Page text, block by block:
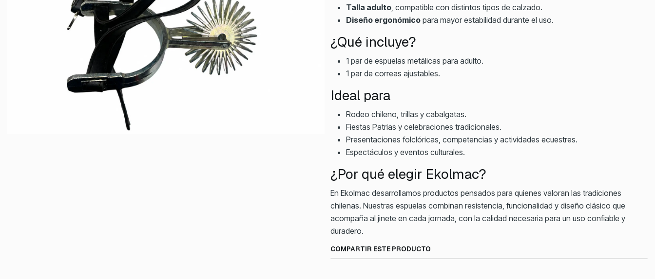
Talla adulto, compatible con distintos tipos de calzado.
Diseño ergonómico para mayor estabilidad durante el uso.
¿Qué incluye?
1 par de espuelas metálicas para adulto.
1 par de correas ajustables.
Ideal para
Rodeo chileno, trillas y cabalgatas.
Fiestas Patrias y celebraciones tradicionales.
Presentaciones folclóricas, competencias y actividades ecuestres.
Espectáculos y eventos culturales.
¿Por qué elegir Ekolmac?
En Ekolmac desarrollamos productos pensados para quienes valoran las tradiciones
chilenas. Nuestras espuelas combinan resistencia, funcionalidad y diseño clásico que
acompaña al jinete en cada jornada, con la calidad necesaria para un uso confiable y
duradero.
COMPARTIR ESTE PRODUCTO